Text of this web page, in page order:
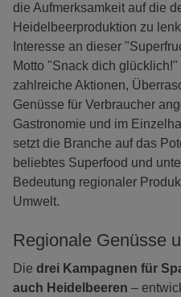
die Aufmerksamkeit auf die
Heidelbeerproduktion zu
Interesse an dieser
Motto "Snack dich
zahlreiche Aktionen,
Genüsse für Verbraucher
Gastronomie und im
setzt die Branche auf das
beliebtes Superfood und
Bedeutung regionaler
Umwelt.
Regionale Genüsse
Die drei Kampagnen für
auch Heidelbeeren –